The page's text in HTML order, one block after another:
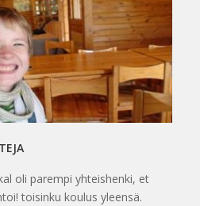
oli parempi yhteishenki, et
toisinku koulus yleensä.